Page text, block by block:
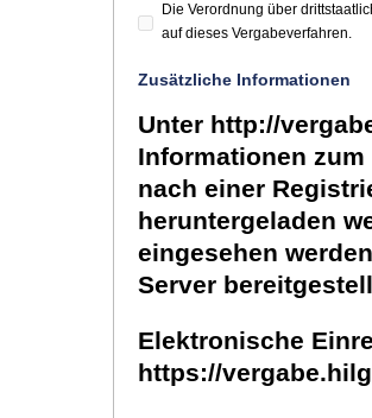
Die Verordnung über
auf dieses Vergabeverfahren.
Zusätzliche Informationen
Unter http://
Informationen
nach einer
heruntergeladen
eingesehen
Server
Elektronische
https://